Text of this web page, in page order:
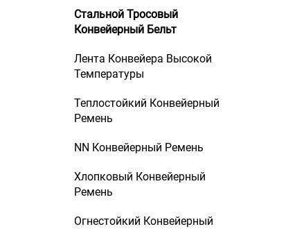
Стальной Тросовый
Конвейерный Бельт
Лента Конвейера Высокой
Температуры
Теплостойкий Конвейерный
Ремень
NN Конвейерный Ремень
Хлопковый Конвейерный
Ремень
Огнестойкий Конвейерный